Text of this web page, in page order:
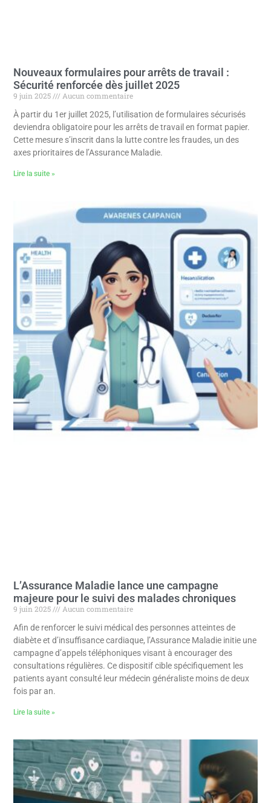
Nouveaux formulaires pour arrêts de travail :
Sécurité renforcée dès juillet 2025
9 juin 2025
Aucun commentaire
À partir du 1er juillet 2025, l’utilisation de formulaires sécurisés
deviendra obligatoire pour les arrêts de travail en format papier.
Cette mesure s’inscrit dans la lutte contre les fraudes, un des
axes prioritaires de l’Assurance Maladie.
Lire la suite »
L’Assurance Maladie lance une campagne
majeure pour le suivi des malades chroniques
9 juin 2025
Aucun commentaire
Afin de renforcer le suivi médical des personnes atteintes de
diabète et d’insuffisance cardiaque, l’Assurance Maladie initie une
campagne d’appels téléphoniques visant à encourager des
consultations régulières. Ce dispositif cible spécifiquement les
patients ayant consulté leur médecin généraliste moins de deux
fois par an.
Lire la suite »